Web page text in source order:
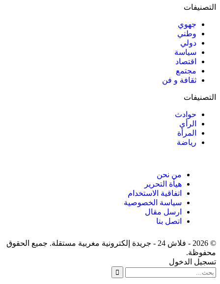
التصنيفات
جهوي
وطني
دولي
سياسة
اقتصاد
مجتمع
ثقافة و فن
التصنيفات
حوادث
الرأي
المرأة
رياضة
من نحن
هيأة التحرير
اتفاقية الاستخدام
سياسة الخصوصية
ارسل مقال
اتصل بنا
© 2026 - فلاش 24 - جريدة إلكترونية مغربية مستقلة. جميع الحقوق
محفوظة.
تسجيل الدخول